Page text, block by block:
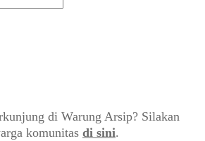
di Warung Arsip? Silakan
komunitas di sini.